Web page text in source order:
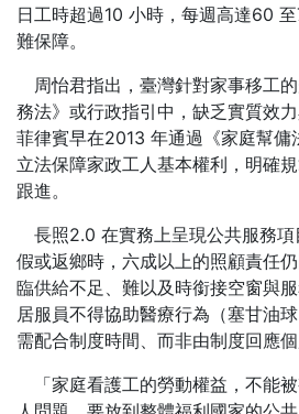
日工時超過10 小時，每週高達60
難保障。
周怡君指出，臺灣針對家事移工
務法》或行政指引中，缺乏實質效
菲律賓早在2013 年通過《家庭幫
立法保障家政工人基本權利，明確
跟進。
長照2.0 在實務上呈現公共服務項
假或返鄉時，六成以上的照顧責任
臨供給不足、難以及時銜接空窗與
居服員不得協助醫療行為（塞甘油
需配合制度時間、而非由制度回應個
「家庭看護工的勞動權益，不能